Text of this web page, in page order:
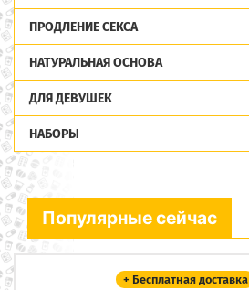
ПРОДЛЕНИЕ СЕКСА
НАТУРАЛЬНАЯ ОСНОВА
ДЛЯ ДЕВУШЕК
НАБОРЫ
Популярные сейчас
+ Бесплатная доставка